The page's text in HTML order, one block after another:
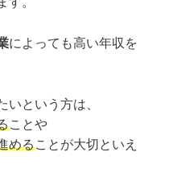
によっても高い年収を
いという方は、
ことや
めることが大切といえ